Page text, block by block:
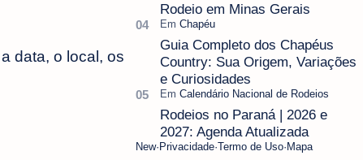
data, o local, os
Rodeio em Minas Gerais
Guia Completo dos Chapéus
Country: Sua Origem, Variações
e Curiosidades
Rodeios no Paraná | 2026 e
2027: Agenda Atualizada
New Privacidade Termo de Uso Mapa